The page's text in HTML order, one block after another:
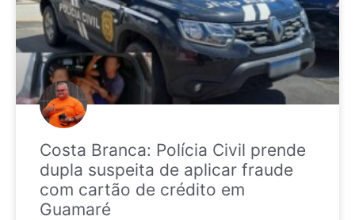
Costa Branca: Polícia Civil prende
dupla suspeita de aplicar fraude
com cartão de crédito em
Guamaré